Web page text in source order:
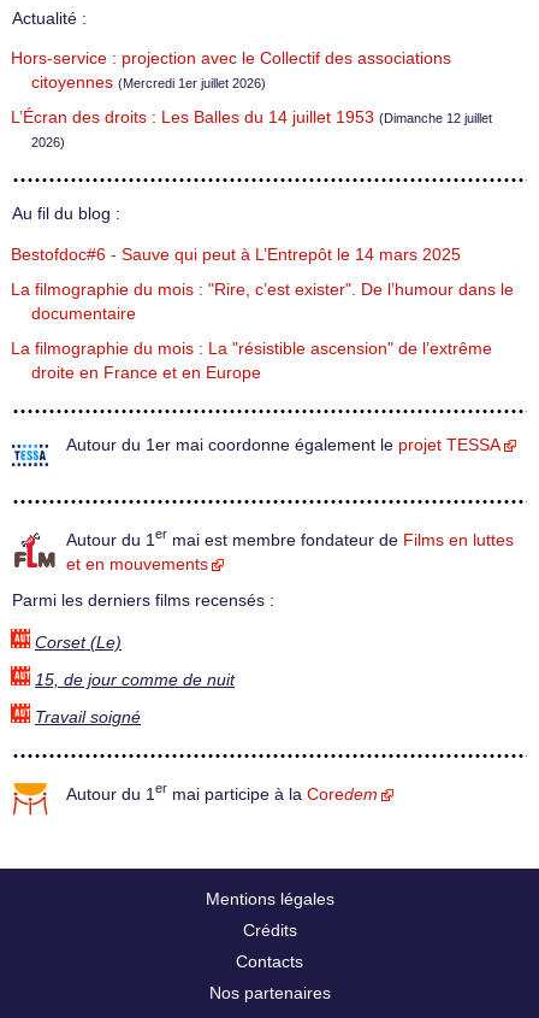
Actualité :
Hors-service : projection avec le Collectif des associations
citoyennes (Mercredi 1er juillet 2026)
L’Écran des droits : Les Balles du 14 juillet 1953 (Dimanche 12 juillet
2026)
Au fil du blog :
Bestofdoc#6 - Sauve qui peut à L’Entrepôt le 14 mars 2025
La filmographie du mois : "Rire, c’est exister". De l’humour dans le
documentaire
La filmographie du mois : La "résistible ascension" de l’extrême
droite en France et en Europe
Autour du 1er mai coordonne également le projet TESSA
Autour du 1 er mai est membre fondateur de Films en luttes
et en mouvements
Parmi les derniers films recensés :
Corset (Le)
15, de jour comme de nuit
Travail soigné
Autour du 1 er mai participe à la Coredem
Mentions légales
Crédits
Contacts
Nos partenaires